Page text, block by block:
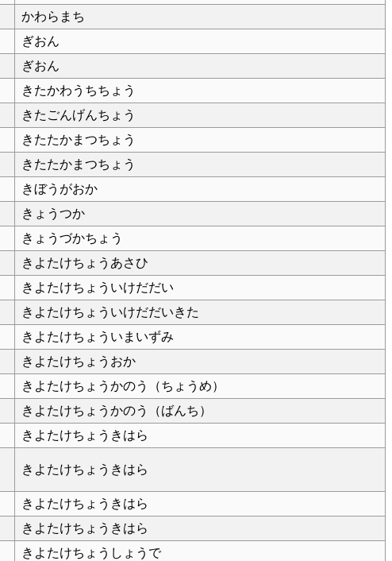
かわらまち
ぎおん
ぎおん
きたかわうちちょう
きたごんげんちょう
きたたかまつちょう
きたたかまつちょう
きぼうがおか
きょうつか
きょうづかちょう
きよたけちょうあさひ
きよたけちょういけだだい
きよたけちょういけだだいきた
きよたけちょういまいずみ
きよたけちょうおか
きよたけちょうかのう（ちょうめ）
きよたけちょうかのう（ばんち）
きよたけちょうきはら
きよたけちょうきはら
きよたけちょうきはら
きよたけちょうきはら
きよたけちょうしょうで